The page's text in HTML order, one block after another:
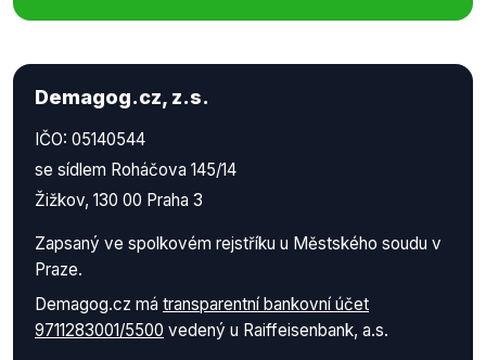
Demagog.cz, z.s.
IČO: 05140544
se sídlem Roháčova 145/14
Žižkov, 130 00 Praha 3
Zapsaný ve spolkovém rejstříku u Městského soudu v
Praze.
Demagog.cz má transparentní bankovní účet
9711283001/5500 vedený u Raiffeisenbank, a.s.